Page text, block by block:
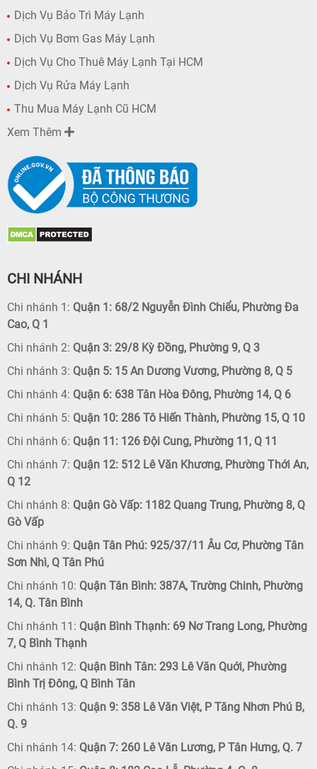
Dịch Vụ Bảo Trì Máy Lạnh
Dịch Vụ Bơm Gas Máy Lạnh
Dịch Vụ Cho Thuê Máy Lạnh Tại HCM
Dịch Vụ Rửa Máy Lạnh
Thu Mua Máy Lạnh Cũ HCM
Xem Thêm
CHI NHÁNH
Chi nhánh 1: Quận 1: 68/2 Nguyễn Đình Chiểu, Phường Đa
Cao, Q 1
Chi nhánh 2: Quận 3: 29/8 Kỳ Đồng, Phường 9, Q 3
Chi nhánh 3: Quận 5: 15 An Dương Vương, Phường 8, Q 5
Chi nhánh 4: Quận 6: 638 Tân Hòa Đông, Phường 14, Q 6
Chi nhánh 5: Quận 10: 286 Tô Hiến Thành, Phường 15, Q 10
Chi nhánh 6: Quận 11: 126 Đội Cung, Phường 11, Q 11
Chi nhánh 7: Quận 12: 512 Lê Văn Khương, Phường Thới An,
Q 12
Chi nhánh 8: Quận Gò Vấp: 1182 Quang Trung, Phường 8, Q
Gò Vấp
Chi nhánh 9: Quận Tân Phú: 925/37/11 Âu Cơ, Phường Tân
Sơn Nhì, Q Tân Phú
Chi nhánh 10: Quận Tân Bình: 387A, Trường Chinh, Phường
14, Q. Tân Bình
Chi nhánh 11: Quận Bình Thạnh: 69 Nơ Trang Long, Phường
7, Q Bình Thạnh
Chi nhánh 12: Quận Bình Tân: 293 Lê Văn Quới, Phường
Bình Trị Đông, Q Bình Tân
Chi nhánh 13: Quận 9: 358 Lê Văn Việt, P Tăng Nhơn Phú B,
Q. 9
Chi nhánh 14: Quận 7: 260 Lê Văn Lương, P Tân Hưng, Q. 7